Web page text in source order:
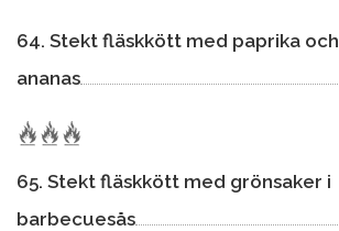
64. Stekt fläskkött med paprika och
ananas
65. Stekt fläskkött med grönsaker i
barbecuesås